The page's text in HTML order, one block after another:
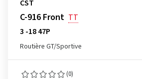
CST
C-916 Front TT
3 -18 47P
Routière GT/Sportive
(0)